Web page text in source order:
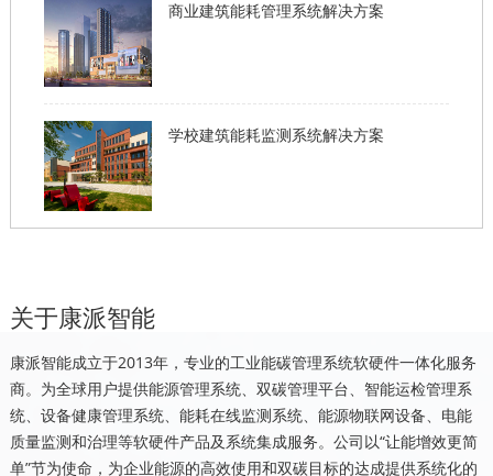
商业建筑能耗管理系统解决方案
学校建筑能耗监测系统解决方案
关于康派智能
康派智能成立于2013年，专业的工业能碳管理系统软硬件一体化服务
商。为全球用户提供能源管理系统、双碳管理平台、智能运检管理系
统、设备健康管理系统、能耗在线监测系统、能源物联网设备、电能
质量监测和治理等软硬件产品及系统集成服务。公司以“让能增效更简
单”节为使命，为企业能源的高效使用和双碳目标的达成提供系统化的